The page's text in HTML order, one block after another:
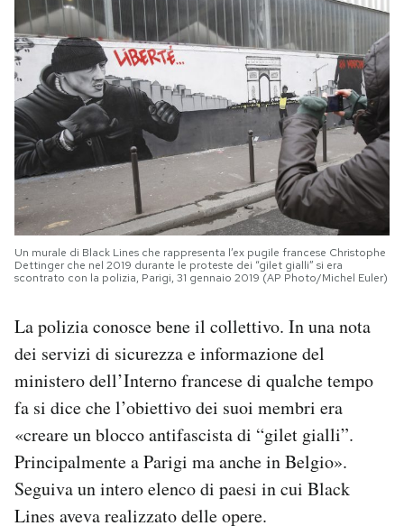
Un murale di Black Lines che rappresenta l’ex pugile francese Christophe
Dettinger che nel 2019 durante le proteste dei “gilet gialli” si era
scontrato con la polizia, Parigi, 31 gennaio 2019 (AP Photo/Michel Euler)
La polizia conosce bene il collettivo. In una nota
dei servizi di sicurezza e informazione del
ministero dell’Interno francese di qualche tempo
fa si dice che l’obiettivo dei suoi membri era
«creare un blocco antifascista di “gilet gialli”.
Principalmente a Parigi ma anche in Belgio».
Seguiva un intero elenco di paesi in cui Black
Lines aveva realizzato delle opere.